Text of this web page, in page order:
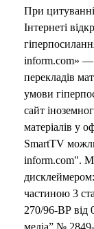
При цитуванні
Інтернеті
inform.com» —
перекладів
умови
сайт
матеріалів у
SmartTV
inform.com".
частиною 3
270/96-ВР від
медіа” №